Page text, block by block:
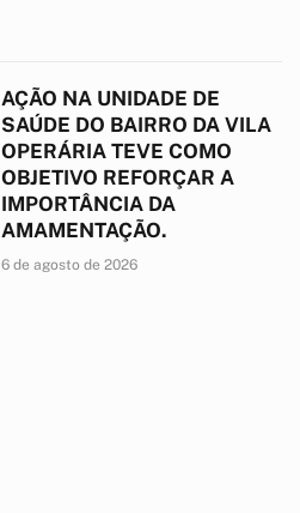
AÇÃO NA UNIDADE DE
SAÚDE DO BAIRRO DA VILA
OPERÁRIA TEVE COMO
OBJETIVO REFORÇAR A
IMPORTÂNCIA DA
AMAMENTAÇÃO.
6 de agosto de 2026